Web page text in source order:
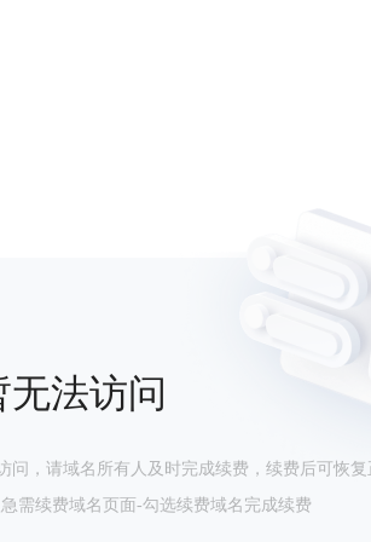
法访问
问，请域名所有人及时完成续费，续费后可恢复
需续费域名页面-勾选续费域名完成续费